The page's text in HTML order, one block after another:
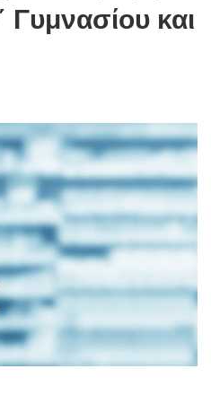
Γυμνασίου και